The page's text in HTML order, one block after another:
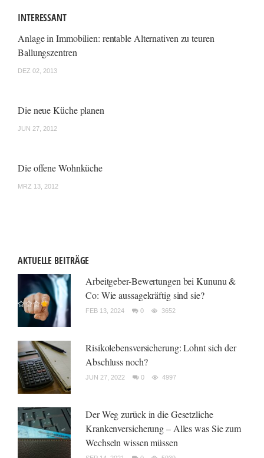
INTERESSANT
Anlage in Immobilien: rentable Alternativen zu teuren
Ballungszentren
DEZ 02, 2013
Die neue Küche planen
JUN 27, 2012
Die offene Wohnküche
MRZ 13, 2012
AKTUELLE BEITRÄGE
Arbeitgeber-Bewertungen bei Kununu &
Co: Wie aussagekräftig sind sie?
FEB 13, 2024 0 3652
Risikolebensversicherung: Lohnt sich der
Abschluss noch?
JUN 27, 2022 0 4997
Der Weg zurück in die Gesetzliche
Krankenversicherung – Alles was Sie zum
Wechseln wissen müssen